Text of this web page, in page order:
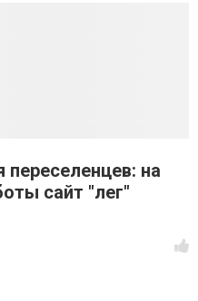
переселенцев: на
сайт "лег"